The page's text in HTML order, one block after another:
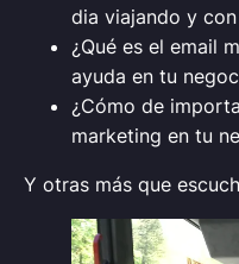
dia viajando y
¿Qué es el email
ayuda en tu
¿Cómo de
marketing en tu
Y otras más que